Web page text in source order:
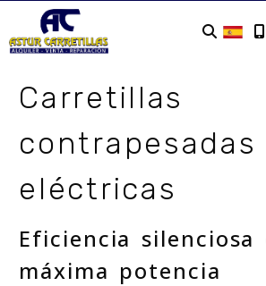
Carretillas
contrapesadas
eléctricas
Eficiencia silenciosa
máxima potencia